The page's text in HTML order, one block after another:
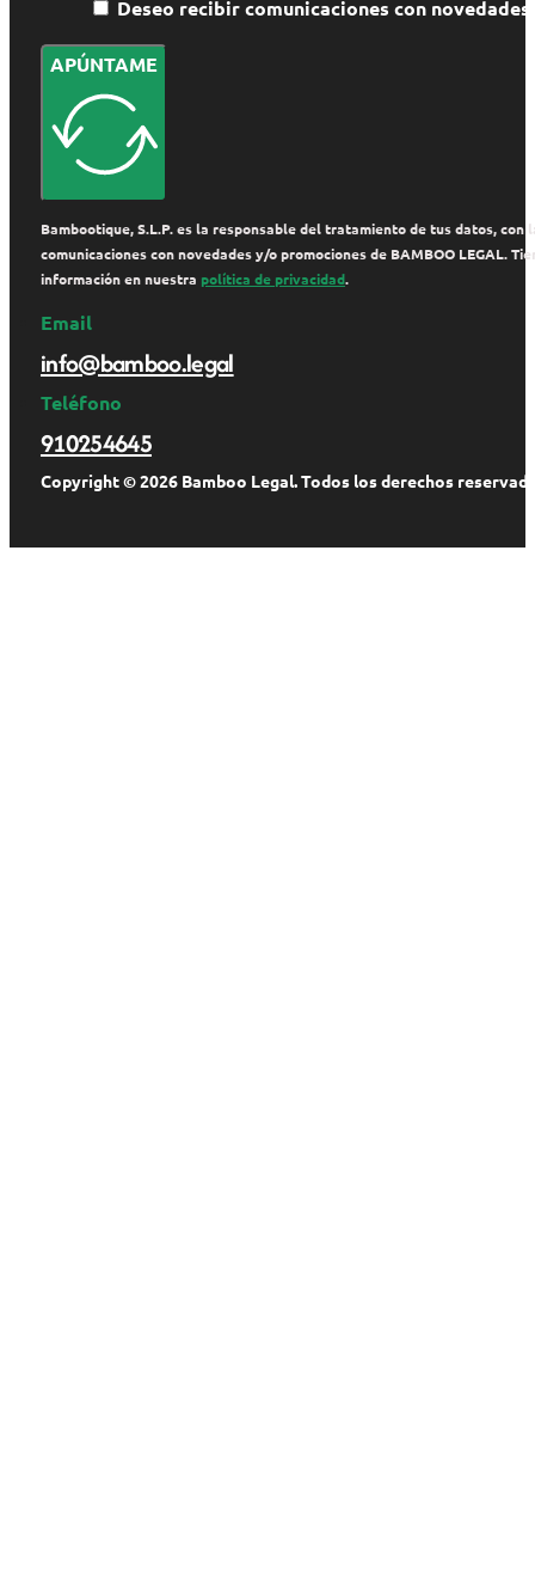
Deseo recibir comunicaciones con
APÚNTAME
Bambootique, S.L.P. es la responsable del tratamiento de tus datos,
comunicaciones con novedades y/o promociones de BAMBOO LEGAL.
información en nuestra política de privacidad.
Email
info@bamboo.legal
Teléfono
910254645
Copyright © 2026 Bamboo Legal. Todos los derechos